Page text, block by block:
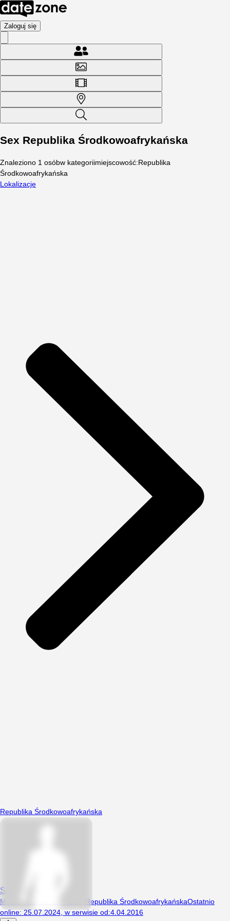
Zaloguj się
Sex Republika Środkowoafrykańska
Znaleziono 1 osóbw kategoriimiejscowość:Republika
Środkowoafrykańska
Lokalizacje
Republika Środkowoafrykańska
Sqn92
Mężczyzna, 34 lat, Polop, Republika ŚrodkowoafrykańskaOstatnio
online: 25.07.2024 w serwisie od:4.04.2016